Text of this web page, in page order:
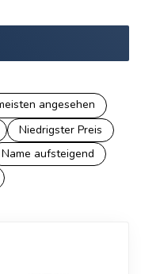
angesehen
Niedrigster Preis
Name aufsteigend